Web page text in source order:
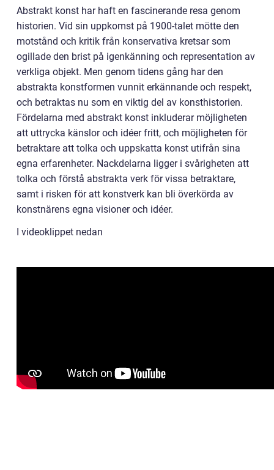
Abstrakt konst har haft en fascinerande resa genom
historien. Vid sin uppkomst på 1900-talet mötte den
motstånd och kritik från konservativa kretsar som
ogillade den brist på igenkänning och representation av
verkliga objekt. Men genom tidens gång har den
abstrakta konstformen vunnit erkännande och respekt,
och betraktas nu som en viktig del av konsthistorien.
Fördelarna med abstrakt konst inkluderar möjligheten
att uttrycka känslor och idéer fritt, och möjligheten för
betraktare att tolka och uppskatta konst utifrån sina
egna erfarenheter. Nackdelarna ligger i svårigheten att
tolka och förstå abstrakta verk för vissa betraktare,
samt i risken för att konstverk kan bli överkörda av
konstnärens egna visioner och idéer.
I videoklippet nedan